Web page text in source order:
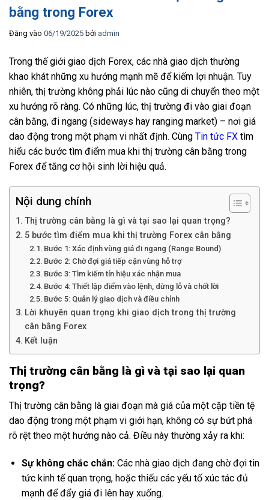
bằng trong Forex
Đăng vào 06/19/2025 bởi admin
Trong thế giới giao dịch Forex, các nhà giao dịch thường
khao khát những xu hướng mạnh mẽ để kiếm lợi nhuận. Tuy
nhiên, thị trường không phải lúc nào cũng di chuyển theo một
xu hướng rõ ràng. Có những lúc, thị trường đi vào giai đoạn
cân bằng, đi ngang (sideways hay ranging market) – nơi giá
dao động trong một phạm vi nhất định. Cùng Tin tức FX tìm
hiểu các bước tìm điểm mua khi thị trường cân bằng trong
Forex để tăng cơ hội sinh lời hiệu quả.
Nội dung chính
Thị trường cân bằng là gì và tại sao lại quan trọng?
5 bước tìm điểm mua khi thị trường Forex cân bằng
Bước 1: Xác định vùng giá đi ngang (Range Bound)
Bước 2: Chờ đợi giá tiếp cận vùng hỗ trợ
Bước 3: Tìm kiếm tín hiệu xác nhận mua
Bước 4: Thiết lập điểm vào lệnh, dừng lỗ và chốt lời
Bước 5: Quản lý giao dịch và điều chỉnh
Lời khuyên quan trọng khi giao dịch trong thị trường
cân bằng Forex
Kết luận
Thị trường cân bằng là gì và tại sao lại quan
trọng?
Thị trường cân bằng là giai đoạn mà giá của một cặp tiền tệ
dao động trong một phạm vi giới hạn, không có sự bứt phá
rõ rệt theo một hướng nào cả. Điều này thường xảy ra khi:
Sự không chắc chắn:Các nhà giao dịch đang chờ đợi tin
tức kinh tế quan trọng, hoặc thiếu các yếu tố xúc tác đủ
mạnh để đẩy giá đi lên hay xuống.